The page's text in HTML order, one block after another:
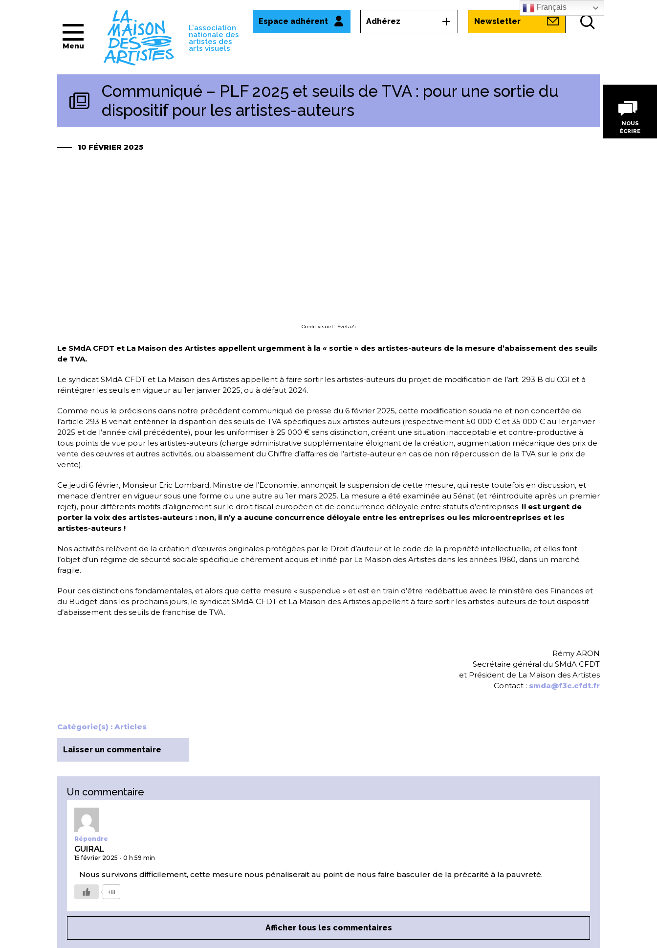
Menu
L'association
nationale des
artistes des
arts visuels
Espace adhérent Adhérez Newsletter
NOUS
ÉCRIRE
Communiqué – PLF 2025 et seuils de TVA : pour une sortie du
dispositif pour les artistes-auteurs
10 FÉVRIER 2025
Crédit visuel : SvetaZi
Le SMdA CFDT et La Maison des Artistes appellent urgemment à la « sortie » des artistes-auteurs de la mesure d’abaissement des seuils
de TVA.
Le syndicat SMdA CFDT et La Maison des Artistes appellent à faire sortir les artistes-auteurs du projet de modification de l’art. 293 B du CGI et à
réintégrer les seuils en vigueur au 1er janvier 2025, ou à défaut 2024.
Comme nous le précisions dans notre précédent communiqué de presse du 6 février 2025, cette modification soudaine et non concertée de
l’article 293 B venait entériner la disparition des seuils de TVA spécifiques aux artistes-auteurs (respectivement 50 000 € et 35 000 € au 1er janvier
2025 et de l’année civil précédente), pour les uniformiser à 25 000 € sans distinction, créant une situation inacceptable et contre-productive à
tous points de vue pour les artistes-auteurs (charge administrative supplémentaire éloignant de la création, augmentation mécanique des prix de
vente des œuvres et autres activités, ou abaissement du Chiffre d’affaires de l’artiste-auteur en cas de non répercussion de la TVA sur le prix de
vente).
Ce jeudi 6 février, Monsieur Eric Lombard, Ministre de l’Economie, annonçait la suspension de cette mesure, qui reste toutefois en discussion, et
menace d’entrer en vigueur sous une forme ou une autre au 1er mars 2025. La mesure a été examinée au Sénat (et réintroduite après un premier
rejet), pour différents motifs d’alignement sur le droit fiscal européen et de concurrence déloyale entre statuts d’entreprises. Il est urgent de
porter la voix des artistes-auteurs : non, il n’y a aucune concurrence déloyale entre les entreprises ou les microentreprises et les
artistes-auteurs !
Nos activités relèvent de la création d’œuvres originales protégées par le Droit d’auteur et le code de la propriété intellectuelle, et elles font
l’objet d’un régime de sécurité sociale spécifique chèrement acquis et initié par La Maison des Artistes dans les années 1960, dans un marché
fragile.
Pour ces distinctions fondamentales, et alors que cette mesure « suspendue » et est en train d’être redébattue avec le ministère des Finances et
du Budget dans les prochains jours, le syndicat SMdA CFDT et La Maison des Artistes appellent à faire sortir les artistes-auteurs de tout dispositif
d’abaissement des seuils de franchise de TVA.
Rémy ARON
Secrétaire général du SMdA CFDT
et Président de La Maison des Artistes
Contact : smda@f3c.cfdt.fr
Catégorie(s) : Articles
Laisser un commentaire
Un commentaire
Répondre
GUIRAL
15 février 2025 - 0 h 59 min
Nous survivons difficilement, cette mesure nous pénaliserait au point de nous faire basculer de la précarité à la pauvreté.
+8
Afficher tous les commentaires
Français